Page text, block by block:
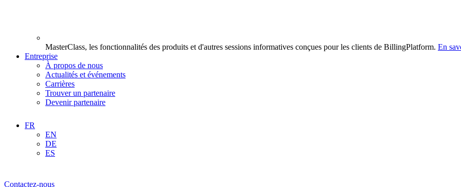
MasterClass, les fonctionnalités des produits et d'autres sessions informatives conçues pour les clients de BillingPlatform. En
Entreprise
À propos de nous
Actualités et événements
Carrières
Trouver un partenaire
Devenir partenaire
FR
EN
DE
ES
Contactez-nous